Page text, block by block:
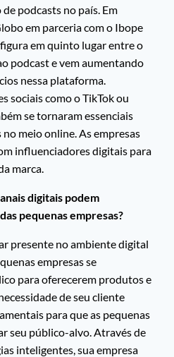
podcasts no país. Em
em parceria com o Ibope
em quinto lugar entre o
podcast e vem aumentando
nessa plataforma.
sociais como o TikTok ou
se tornaram essenciais
meio online. As empresas
influenciadores digitais para
marca.
digitais podem
pequenas empresas?
presente no ambiente digital
empresas se
para oferecerem produtos e
de seu cliente
para que as pequenas
seu público-alvo. Através de
inteligentes, sua empresa